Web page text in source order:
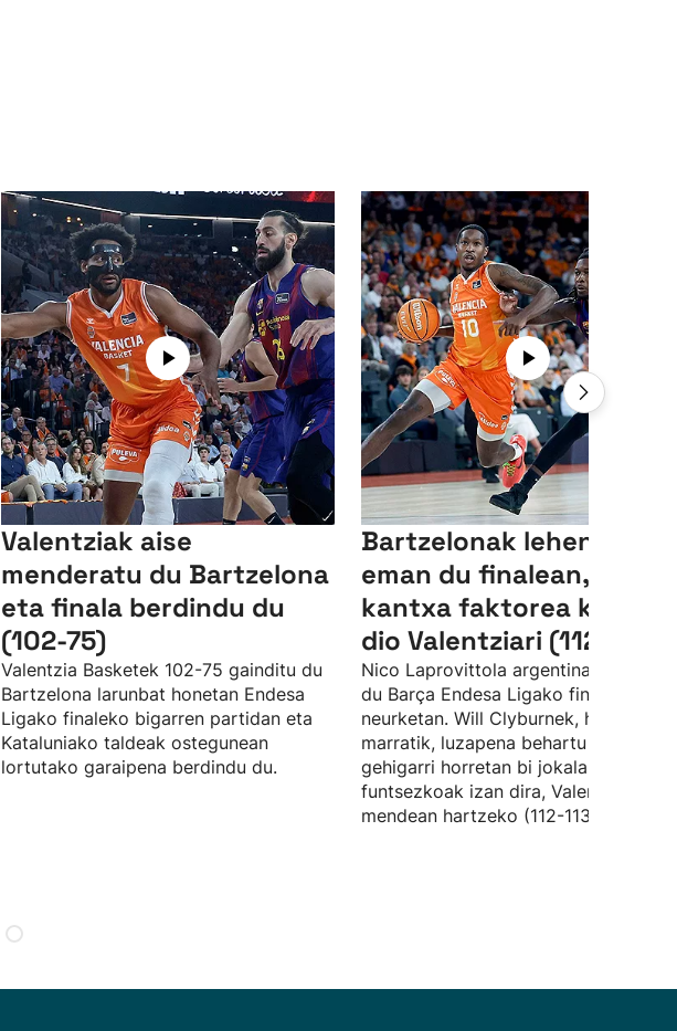
Valentziak aise
menderatu du Bartzelona
eta finala berdindu du
(102-75)
Valentzia Basketek 102-75 gainditu du
Bartzelona larunbat honetan Endesa
Ligako finaleko bigarren partidan eta
Kataluniako taldeak ostegunean
lortutako garaipena berdindu du.
Bartzelonak lehen
eman du finalean, eta
kantxa faktorea kendu
dio Valentziari (112-113)
Nico Laprovittola argentinarrak
du Barça Endesa Ligako finalaren
neurketan. Will Clyburnek, hiruko
marratik, luzapena behartu du.
gehigarri horretan bi jokalariak
funtsezkoak izan dira, Valentzia
mendean hartzeko (112-113).